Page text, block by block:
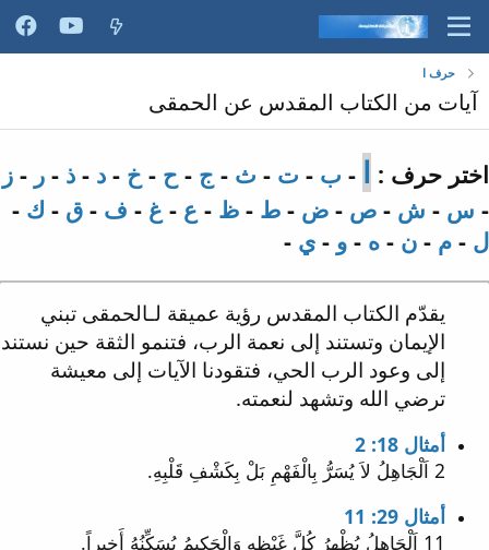
حرف ا
آيات من الكتاب المقدس عن الحمقى
اختر حرف : ا - ب - ت - ث - ج - ح - خ - د - ذ - ر - ز
- س - ش - ص - ض - ط - ظ - ع - غ - ف - ق - ك -
ل - م - ن - ه - و - ي -
يقدّم الكتاب المقدس رؤية عميقة لـالحمقى تبني
الإيمان وتستند إلى نعمة الرب، فتنمو الثقة حين نستند
إلى وعود الرب الحي، فتقودنا الآيات إلى معيشة
ترضي الله وتشهد لنعمته.
أمثال 18: 2
2 اَلْجَاهِلُ لاَ يُسَرُّ بِالْفَهْمِ بَلْ بِكَشْفِ قَلْبِهِ.
أمثال 29: 11
11 اَلْجَاهِلُ يُظْهِرُ كُلَّ غَيْظِهِ وَالْحَكِيمُ يُسَكِّنُهُ أَخِيراً.